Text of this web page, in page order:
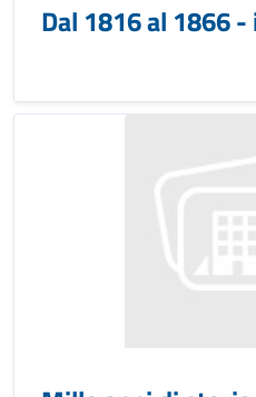
Dal 1816 al 1866 -